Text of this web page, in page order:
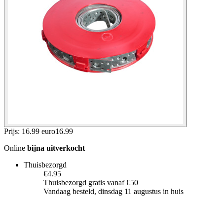
Prijs: 16.99 euro16.99
Online bijna uitverkocht
Thuisbezorgd
€4.95
Thuisbezorgd gratis vanaf €50
Vandaag besteld, dinsdag 11 augustus in huis